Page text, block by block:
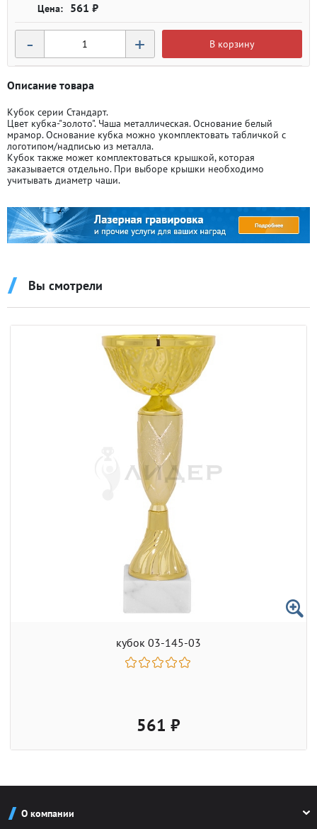
561 ₽
- + В корзину
Описание товара
Кубок серии Стандарт.
Цвет кубка-"золото". Чаша металлическая. Основание белый
мрамор. Основание кубка можно укомплектовать табличкой с
логотипом/надписью из металла.
Кубок также может комплектоваться крышкой, которая
заказывается отдельно. При выборе крышки необходимо
учитывать диаметр чаши.
Вы смотрели
кубок 03-145-03
561 ₽
О компании